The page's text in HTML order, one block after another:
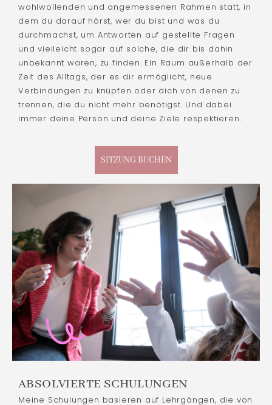
wohlwollenden und angemessenen Rahmen statt, in
dem du darauf hörst, wer du bist und was du
durchmachst, um Antworten auf gestellte Fragen
und vielleicht sogar auf solche, die dir bis dahin
unbekannt waren, zu finden. Ein Raum außerhalb der
Zeit des Alltags, der es dir ermöglicht, neue
Verbindungen zu knüpfen oder dich von denen zu
trennen, die du nicht mehr benötigst. Und dabei
immer deine Person und deine Ziele respektieren.
SITZUNG BUCHEN
ABSOLVIERTE SCHULUNGEN
Meine Schulungen basieren auf Lehrgängen, die von